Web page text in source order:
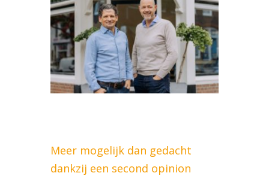
Meer mogelijk dan gedacht
dankzij een second opinion